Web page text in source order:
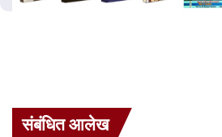
संबंधित आलेख